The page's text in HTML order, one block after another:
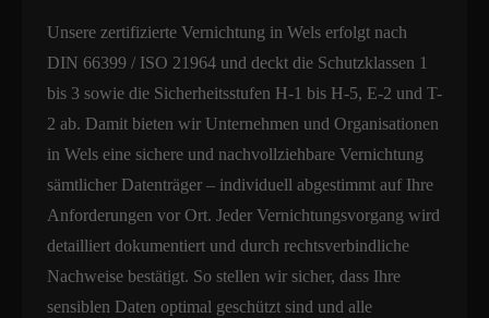
Unsere zertifizierte Vernichtung in Wels erfolgt nach
DIN 66399 / ISO 21964 und deckt die Schutzklassen 1
bis 3 sowie die Sicherheitsstufen H-1 bis H-5, E-2 und T-
2 ab. Damit bieten wir Unternehmen und Organisationen
in Wels eine sichere und nachvollziehbare Vernichtung
sämtlicher Datenträger – individuell abgestimmt auf Ihre
Anforderungen vor Ort. Jeder Vernichtungsvorgang wird
detailliert dokumentiert und durch rechtsverbindliche
Nachweise bestätigt. So stellen wir sicher, dass Ihre
sensiblen Daten optimal geschützt sind und alle